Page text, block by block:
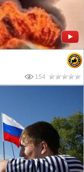
154